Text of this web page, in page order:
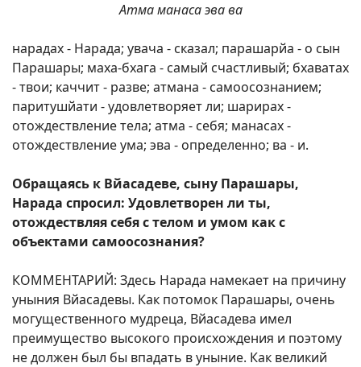
Атма манаса эва ва
нарадах - Нарада; увача - сказал; парашарйа - о сын
Парашары; маха-бхага - самый счастливый; бхаватах
- твои; каччит - разве; атмана - самоосознанием;
паритушйати - удовлетворяет ли; шарирах -
отождествление тела; атма - себя; манасах -
отождествление ума; эва - определенно; ва - и.
Обращаясь к Вйасадеве, сыну Парашары,
Нарада спросил: Удовлетворен ли ты,
отождествляя себя с телом и умом как с
объектами самоосознания?
КОММЕНТАРИЙ: Здесь Нарада намекает на причину
уныния Вйасадевы. Как потомок Парашары, очень
могущественного мудреца, Вйасадева имел
преимущество высокого происхождения и поэтому
не должен был бы впадать в уныние. Как великий